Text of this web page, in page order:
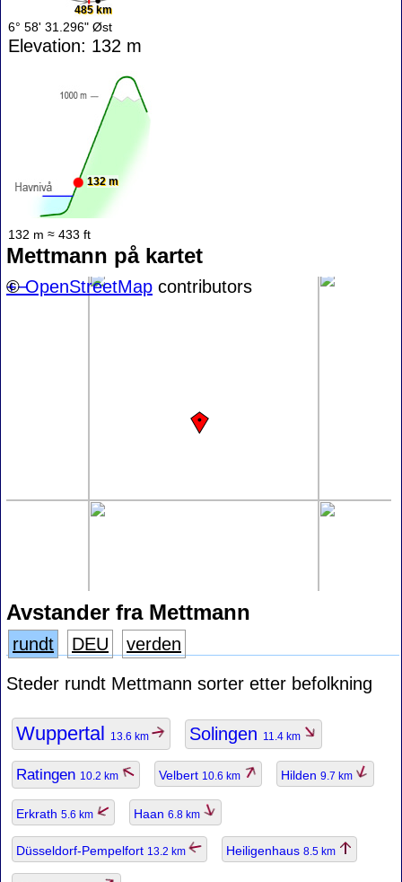
485 km
6° 58' 31.296" Øst
Elevation: 132 m
132 m
132 m ≈ 433 ft
Mettmann på kartet
+−
©OpenStreetMap contributors
Avstander fra Mettmann
rundt DEU
verden
Steder rundt Mettmann sorter etter befolkning
Wuppertal 13.6 km Solingen 11.4 km
Ratingen 10.2 km Velbert 10.6 km Hilden 9.7 km
Erkrath 5.6 km Haan 6.8 km
Düsseldorf-Pempelfort 13.2 km Heiligenhaus 8.5 km